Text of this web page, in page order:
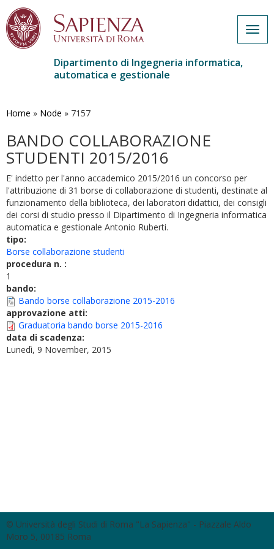
contenuto
Dipartimento di Ingegneria informatica,
automatica e gestionale
Home » Node » 7157
BANDO COLLABORAZIONE
STUDENTI 2015/2016
E' indetto per l'anno accademico 2015/2016 un concorso per
l'attribuzione di 31 borse di collaborazione di studenti, destinate al
funzionamento della biblioteca, dei laboratori didattici, dei consigli
dei corsi di studio presso il Dipartimento di Ingegneria informatica
automatica e gestionale Antonio Ruberti.
tipo:
Borse collaborazione studenti
procedura n. :
1
bando:
Bando borse collaborazione 2015-2016
approvazione atti:
Graduatoria bando borse 2015-2016
data di scadenza:
Lunedì, 9 November, 2015
© Università degli Studi di Roma "La Sapienza" - Piazzale Aldo
Moro 5, 00185 Roma